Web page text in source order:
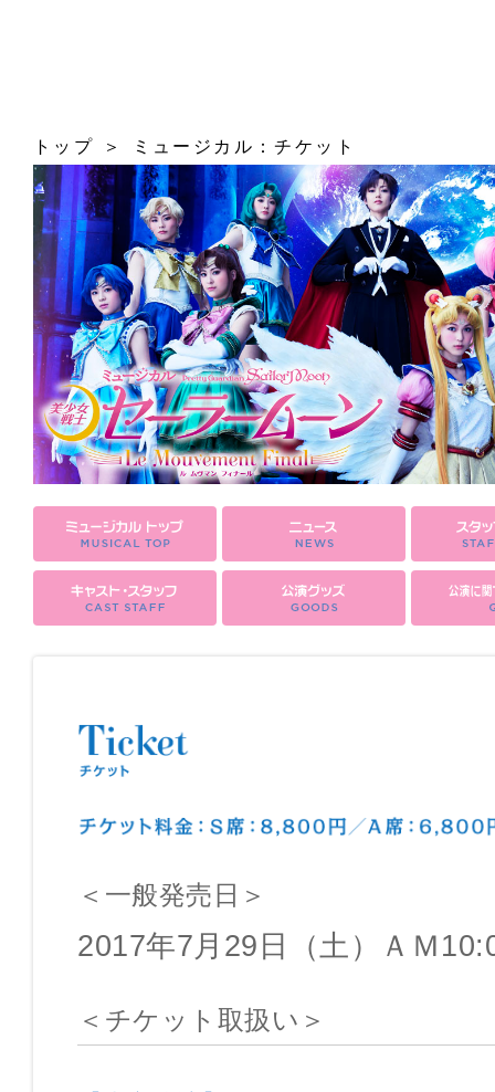
トップ ミュージカル：チケット
＜一般発売日＞
2017年7月29日（土）ＡＭ
＜チケット取扱い＞